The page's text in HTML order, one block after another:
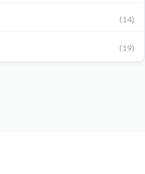
(14)
(19)